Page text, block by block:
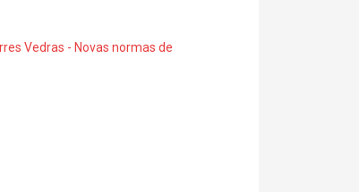
Vedras - Novas normas de